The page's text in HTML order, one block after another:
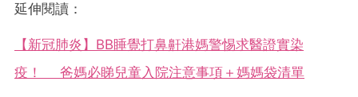
延伸閱讀：
【新冠肺炎】BB睡覺打鼻鼾港媽警惕求醫證實染
疫！ 爸媽必睇兒童入院注意事項＋媽媽袋清單